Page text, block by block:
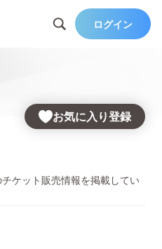
ログイン
お気に入り登録
ケット販売情報を掲載してい